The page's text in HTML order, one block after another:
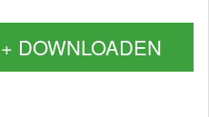
DOWNLOADEN